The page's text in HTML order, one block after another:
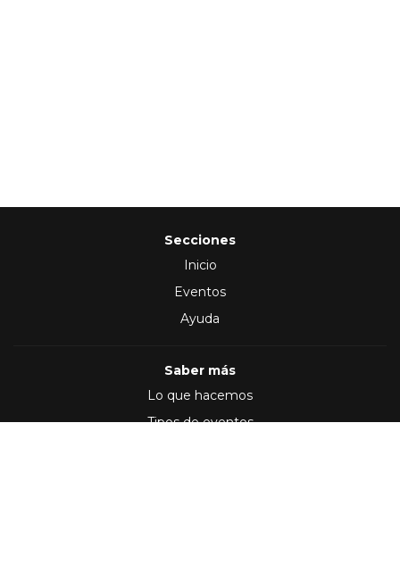
Secciones
Inicio
Eventos
Ayuda
Saber más
Lo que hacemos
Tipos de eventos